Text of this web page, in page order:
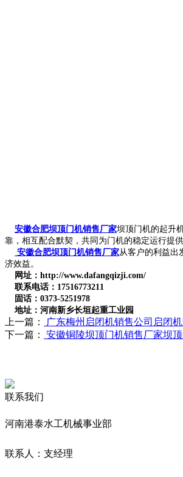
安徽合肥坝顶门机销售厂家坝顶门机的起升
靠，相互配合默契，共同为门机的稳定运行提
安徽合肥坝顶门机销售厂家从客户的利益出
济效益。
网址：http://www.dafangqizji.com/
联系电话：17516773211
固话：0373-5251978
地址：河南新乡长垣起重工业园
上一篇：
广东梅州启闭机销售公司启闭
下一篇：
安徽铜陵坝顶门机销售厂家坝
联系我们
河南港泰水工机械事业部
联系人：支经理